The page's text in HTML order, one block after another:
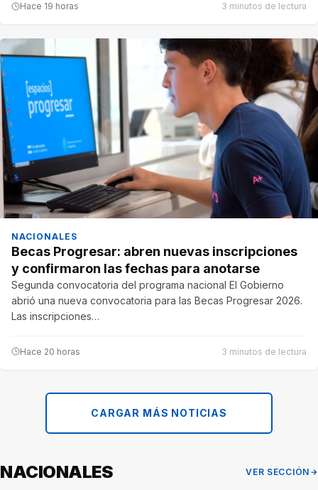
Hace 19 horas 3 minutos de lectura
NACIONALES
Becas Progresar: abren nuevas inscripciones
y confirmaron las fechas para anotarse
Segunda convocatoria del programa nacional El Gobierno
abrió una nueva convocatoria para las Becas Progresar 2026.
Las inscripciones…
Hace 20 horas 3 minutos de lectura
CARGAR MÁS NOTICIAS
NACIONALES VER SECCIÓN